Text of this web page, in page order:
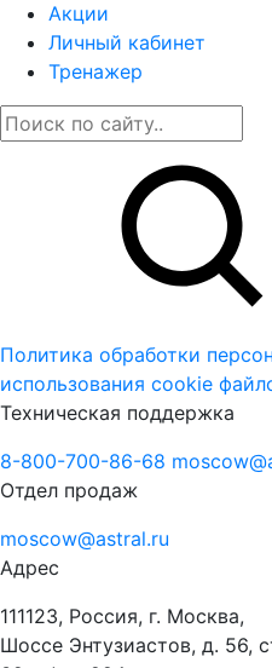
Акции
Личный кабинет
Тренажер
Политика обработки
использования cookie
Техническая поддержка
8-800-700-86-68
Отдел продаж
moscow@astral.ru
Адрес
111123, Россия, г. Москва,
Шоссе Энтузиастов, д. 56,